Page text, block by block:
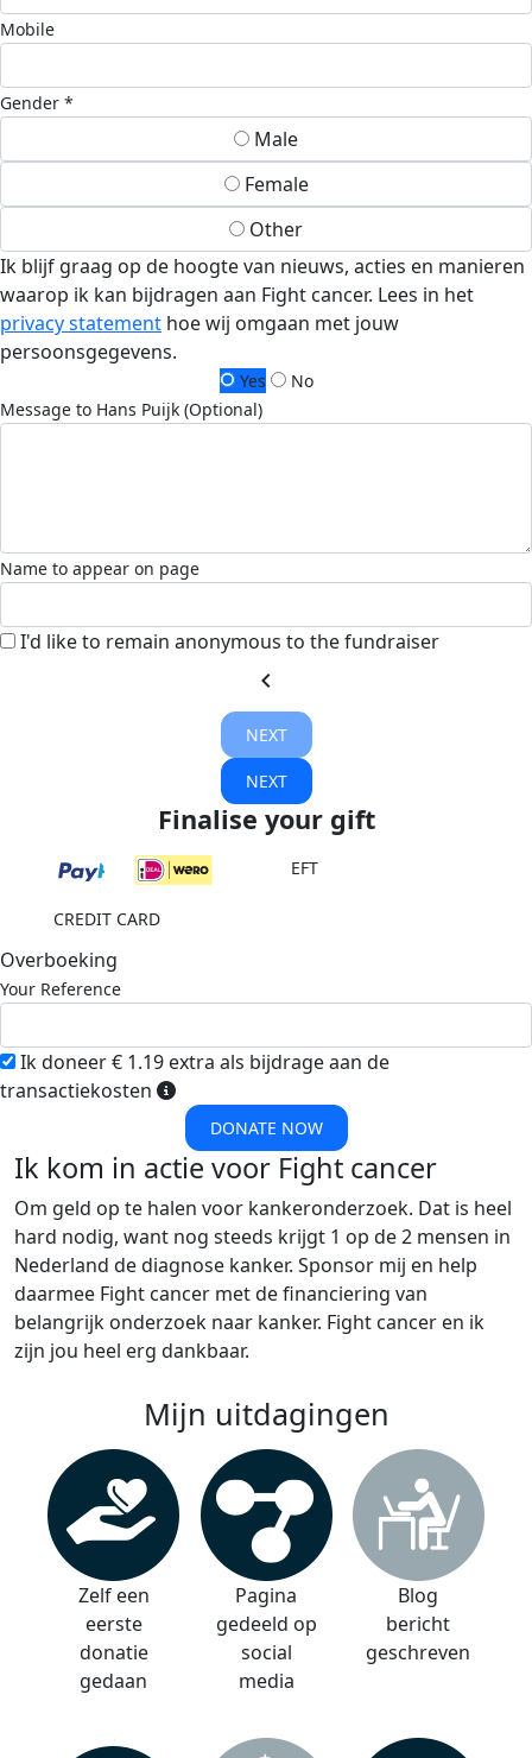
Mobile
Gender *
Male
Female
Other
Ik blijf graag op de hoogte van nieuws, acties en manieren
waarop ik kan bijdragen aan Fight cancer. Lees in het
privacy statement hoe wij omgaan met jouw
persoonsgegevens.
Yes
No
Message to Hans Puijk (Optional)
Name to appear on page
I'd like to remain anonymous to the fundraiser
chevron_left
NEXT
NEXT
Finalise your gift
EFT
CREDIT CARD
Overboeking
Your Reference
Ik doneer € 1.19 extra als bijdrage aan de
transactiekosten
DONATE NOW
Ik kom in actie voor Fight cancer
Om geld op te halen voor kankeronderzoek. Dat is heel
hard nodig, want nog steeds krijgt 1 op de 2 mensen in
Nederland de diagnose kanker. Sponsor mij en help
daarmee Fight cancer met de financiering van
belangrijk onderzoek naar kanker. Fight cancer en ik
zijn jou heel erg dankbaar.
Mijn uitdagingen
Zelf een
eerste
donatie
gedaan
Pagina
gedeeld op
social
media
Blog
bericht
geschreven